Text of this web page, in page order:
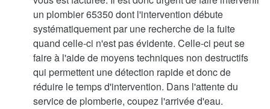
un plombier 65350 dont l'intervention débute
systématiquement par une recherche de la fuite
quand celle-ci n'est pas évidente. Celle-ci peut se
faire à l'aide de moyens techniques non destructifs
qui permettent une détection rapide et donc de
réduire le temps d'intervention. Dans l'attente du
service de plomberie, coupez l'arrivée d'eau.